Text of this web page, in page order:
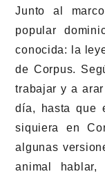
Junto al
popular
conocida: la
de Corpus.
trabajar y a
día, hasta que
siquiera en
algunas
animal